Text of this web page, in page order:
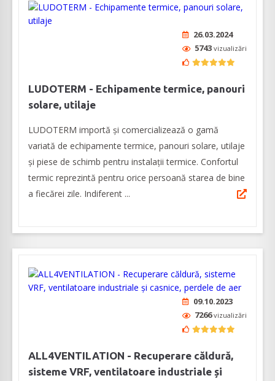
26.03.2024
5743 vizualizări
LUDOTERM - Echipamente termice, panouri
solare, utilaje
LUDOTERM importă și comercializează o gamă
variată de echipamente termice, panouri solare, utilaje
și piese de schimb pentru instalații termice. Confortul
termic reprezintă pentru orice persoană starea de bine
a fiecărei zile. Indiferent ...
09.10.2023
7266vizualizări
ALL4VENTILATION - Recuperare căldură,
sisteme VRF, ventilatoare industriale și